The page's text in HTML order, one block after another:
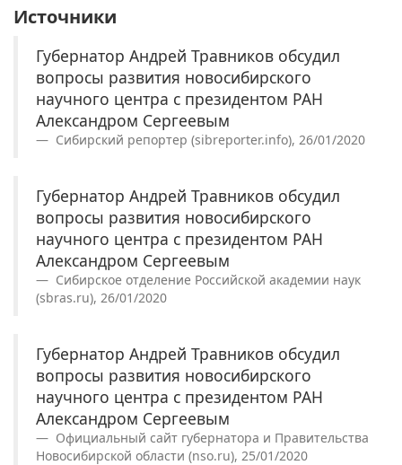
Источники
Губернатор Андрей Травников обсудил
вопросы развития новосибирского
научного центра с президентом РАН
Александром Сергеевым
Сибирский репортер (sibreporter.info), 26/01/2020
Губернатор Андрей Травников обсудил
вопросы развития новосибирского
научного центра с президентом РАН
Александром Сергеевым
Сибирское отделение Российской академии наук
(sbras.ru), 26/01/2020
Губернатор Андрей Травников обсудил
вопросы развития новосибирского
научного центра с президентом РАН
Александром Сергеевым
Официальный сайт губернатора и Правительства
Новосибирской области (nso.ru), 25/01/2020